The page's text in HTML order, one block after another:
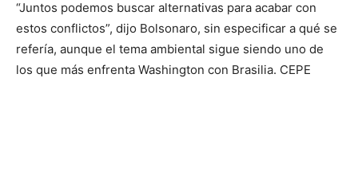
“Juntos podemos buscar alternativas para acabar con
estos conflictos”, dijo Bolsonaro, sin especificar a qué se
refería, aunque el tema ambiental sigue siendo uno de
los que más enfrenta Washington con Brasilia. CEPE